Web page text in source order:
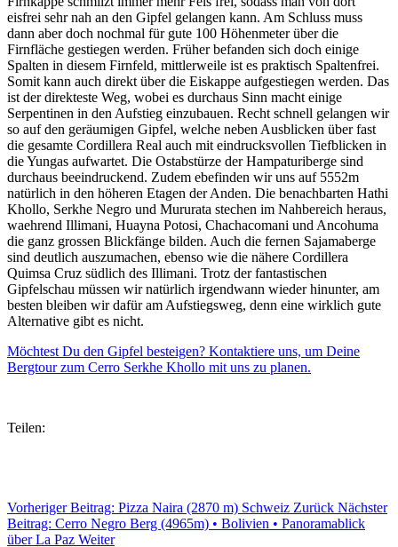
eisfrei sehr nah an den Gipfel gelangen kann. Am Schluss muss
dann aber doch nochmal für gute 100 Höhenmeter über die
Firnfläche gestiegen werden. Früher befanden sich doch einige
Spalten in diesem Firnfeld, mittlerweile ist es praktisch Spaltenfrei.
Somit kann auch direkt über die Eiskappe aufgestiegen werden. Das
ist der direkteste Weg, wobei es durchaus Sinn macht einige
Serpentinen in den Aufstieg einzubauen. Recht schnell gelangen wir
so auf den geräumigen Gipfel, welche neben Ausblicken über fast
die gesamte Cordillera Real auch mit eindrucksvollen Tiefblicken in
die Yungas aufwartet. Die Ostabstürze der Hampaturiberge sind
durchaus beeindruckend. Zudem ebefinden wir uns auf 5552m
natürlich in den höheren Etagen der Anden. Die benachbarten Hathi
Khollo, Serkhe Negro und Mururata stechen im Nahbereich heraus,
waehrend Illimani, Huayna Potosi, Chachacomani und Ancohuma
die ganz grossen Blickfänge bilden. Auch die fernen Sajamaberge
sind deutlich auszumachen, ebenso wie die nähere Cordillera
Quimsa Cruz südlich des Illimani. Trotz der fantastischen
Gipfelschau müssen wir natürlich irgendwann wieder hinunter, am
besten bleiben wir dafür am Aufstiegsweg, denn eine wirklich gute
Alternative gibt es nicht.
Möchtest Du den Gipfel besteigen? Kontaktiere uns, um Deine
Bergtour zum Cerro Serkhe Khollo mit uns zu planen.
Teilen:
Vorheriger Beitrag: Pizza Naira (2870 m) Schweiz Zurück Nächster
Beitrag: Cerro Negro Berg (4965m) • Bolivien • Panoramablick
über La Paz Weiter